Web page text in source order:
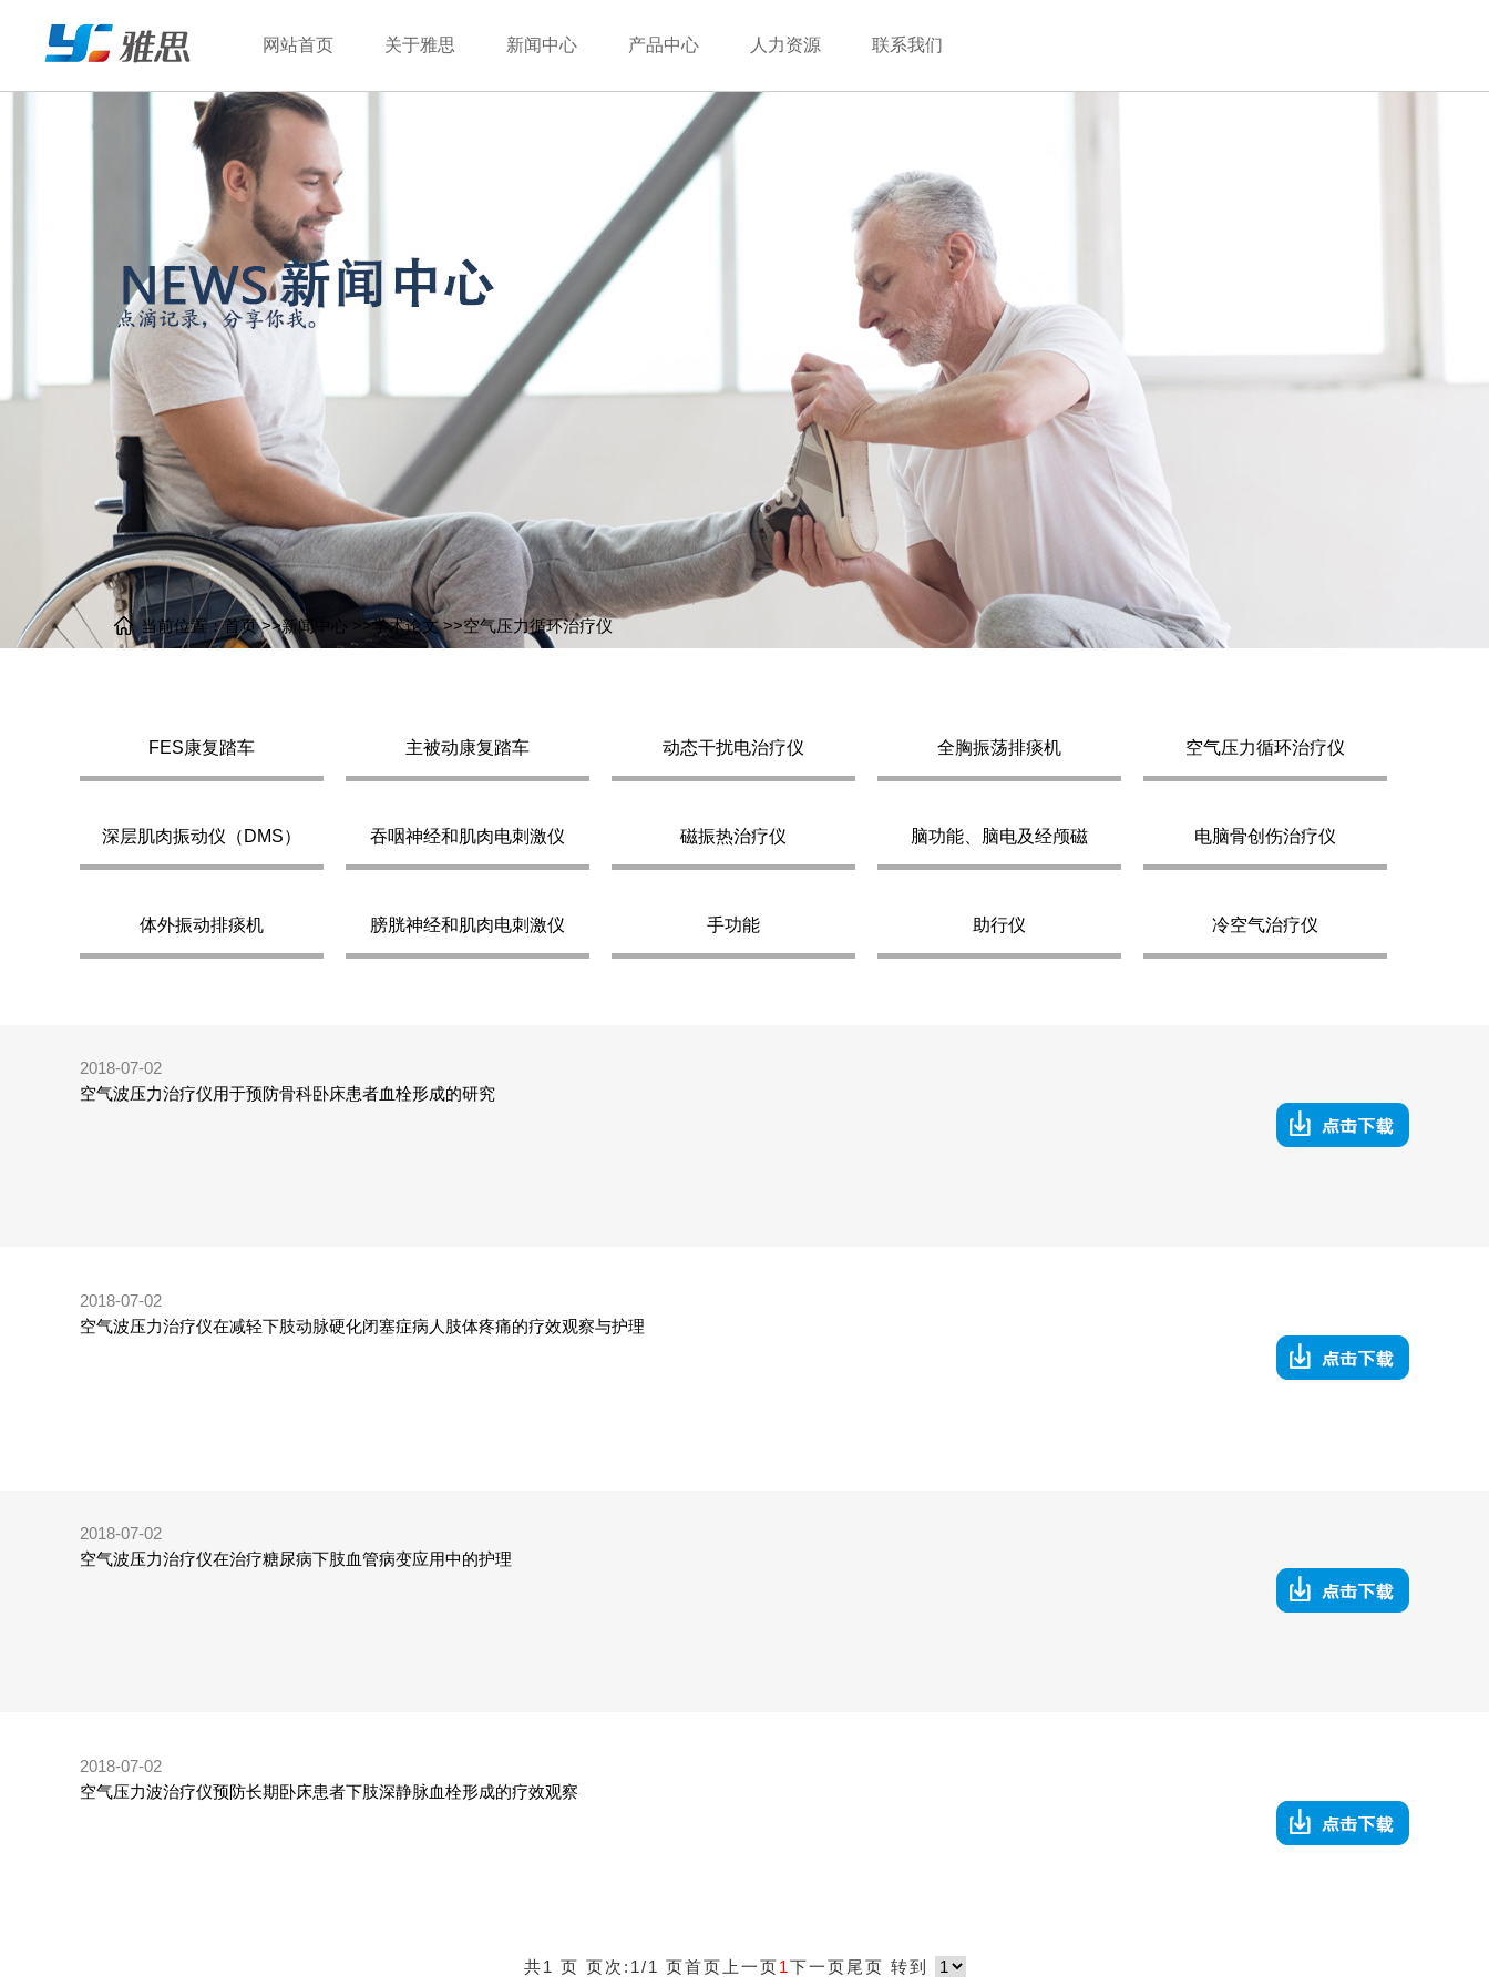
网站首页 关于雅思 新闻中心 产品中心 人力资源 联系我们
当前位置：首页>>新闻中心 >>学术论文>>空气压力循环治疗仪
空气压力循环治疗仪
雅思医疗 以科技关爱健康
FES康复踏车 主被动康复踏车 动态干扰电治疗仪 全胸振荡排痰机 空气压力循环治疗仪
深层肌肉振动仪（DMS） 吞咽神经和肌肉电刺激仪 磁振热治疗仪 脑功能、脑电及经颅磁 电脑骨创伤治疗仪
体外振动排痰机 膀胱神经和肌肉电刺激仪 手功能 助行仪 冷空气治疗仪
2018-07-02
空气波压力治疗仪用于预防骨科卧床患者血栓形成的研究
2018-07-02
空气波压力治疗仪在减轻下肢动脉硬化闭塞症病人肢体疼痛的疗效观察与护理
2018-07-02
空气波压力治疗仪在治疗糖尿病下肢血管病变应用中的护理
2018-07-02
空气压力波治疗仪预防长期卧床患者下肢深静脉血栓形成的疗效观察
共1 页 页次:1/1 页首页 上一页1下一页 尾页 转到